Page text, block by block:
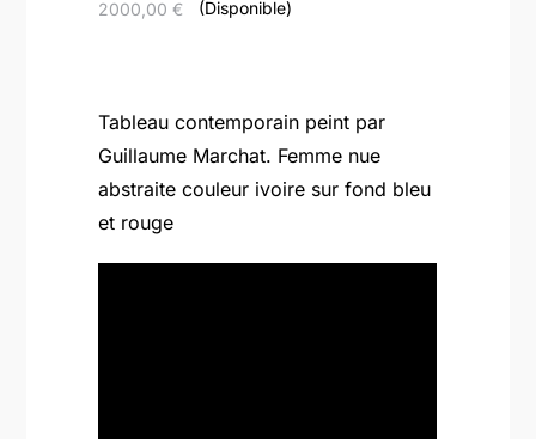
2000,00 € (Disponible)
Tableau contemporain peint par
Guillaume Marchat. Femme nue
abstraite couleur ivoire sur fond bleu
et rouge